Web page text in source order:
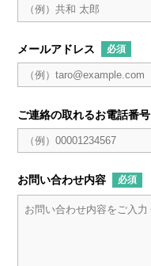
メールアドレス
ご連絡の取れるお電話番号
お問い合わせ内容